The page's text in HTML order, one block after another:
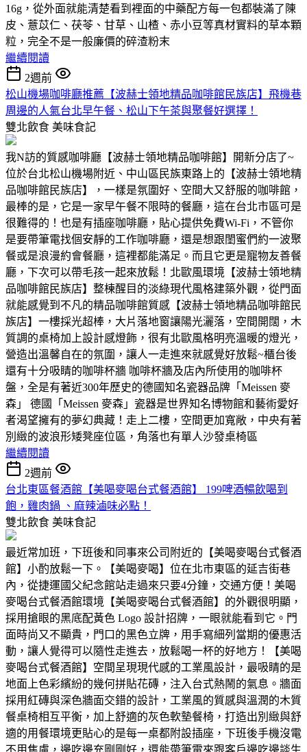
16g，從外面就能清楚看到裡面的中藥配方每一包都裝滿了陳
皮、薏苡仁、茯苓、甘草、山楂、赤小豆等真材實料的草本顆
粒，完全不是一般廉價的碎渣粉末
繼續閱讀
2週前
松山機場咖啡廳推薦【波赫士領地精品咖啡館民族店】飛機巷
周邊的人氣台北早午餐、松山下午茶與聚餐好選擇！
雙北飲食 美味食記
我N訪的質感咖啡廳【波赫士領地精品咖啡館】開新分店了~
位於台北松山機場附近、中山區民族東路上的【波赫士領地精
品咖啡館民族店】，一樣是氛圍好、空間大又舒服的咖啡館，
最棒的是，它是一家早午餐不限時的餐廳，這在台北市區可是
很難得的！也是有插座咖啡廳，貼心提供免費Wi-Fi，不管你
是要帶筆電找個安靜的工作咖啡廳，還是想跟閨蜜們約一波聚
餐或是浪漫約會餐廳，這裡都能滿足。而且它更是寵物友善餐
廳，下次可以帶毛孩一起來放鬆！北歐風環境【波赫士領地精
品咖啡館民族店】整棟醒目的淡綠現代風格建築外觀，從門面
就能感覺到不凡的精品咖啡館質感【波赫士領地精品咖啡館民
族店】一樓採光超棒，大片落地窗讓陽光灑落，空間開闊，木
質調的桌椅加上設計感燈飾，很有北歐風格明亮溫暖的燈光，
營造出溫馨自在的氛圍，讓人一走進來就感覺好放鬆~櫃台後
還有十分吸睛的咖啡杯牆 咖啡杯牆及店內所使用的咖啡杯
盤，全是有著近300年歷史的德國知名瓷器品牌「Meissen 麥
森」 德國「Meissen 麥森」瓷器是世界知名博物館和藝術愛好
者渴望擁有的夢幻典藏！走上二樓，空間更加寬敞，中央有著
別緻的波浪形矮凳座位區，角落也有單人沙發桌椅區
繼續閱讀
2週前
台北東區餐酒館【美喝麥喝台式餐酒館】 199啤酒暢飲喝到
飽，雞肉鍋 、麻辣滷味必點！
雙北飲食 美味食記
最近常加班，下班後和同事來公司附近的【美喝麥喝台式餐酒
館】小酌放鬆一下。【美喝麥喝】位在北市東區的延吉街巷
內，從捷運國父紀念館站走過來只要4分鐘，交通方便！美喝
麥喝台式餐酒館環境【美喝麥喝台式餐酒館】的外觀很明顯，
採用搶眼的黑底配黃色 Logo 設計招牌，一眼就能看到它。門
面時尚又不顯貴，門口的黑色立牌，用手寫細列當期的優惠活
動，讓人覺得可以隨性走進去，放鬆喝一杯的好地方！【美喝
麥喝台式餐酒館】空間呈現現代感的工業風設計，最吸睛的是
地面上色彩繽紛的幾何拼貼花磚，注入台式熱鬧的氣息。牆面
採用紅磚與深色牆面交錯的設計，工業風的質感與溫潤的木質
餐桌椅相互平衡，加上舒適的灰色軟墊餐椅，打造出別緻與舒
適的用餐環境更貼心的是每一桌都附設插座，下班後手機沒電
不用焦慮，邊吃邊充剛剛好，還能帶筆電來跟客戶邊吃邊談生